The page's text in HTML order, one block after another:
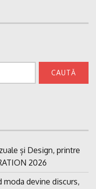
și Design, printre
2026
moda devine discurs,